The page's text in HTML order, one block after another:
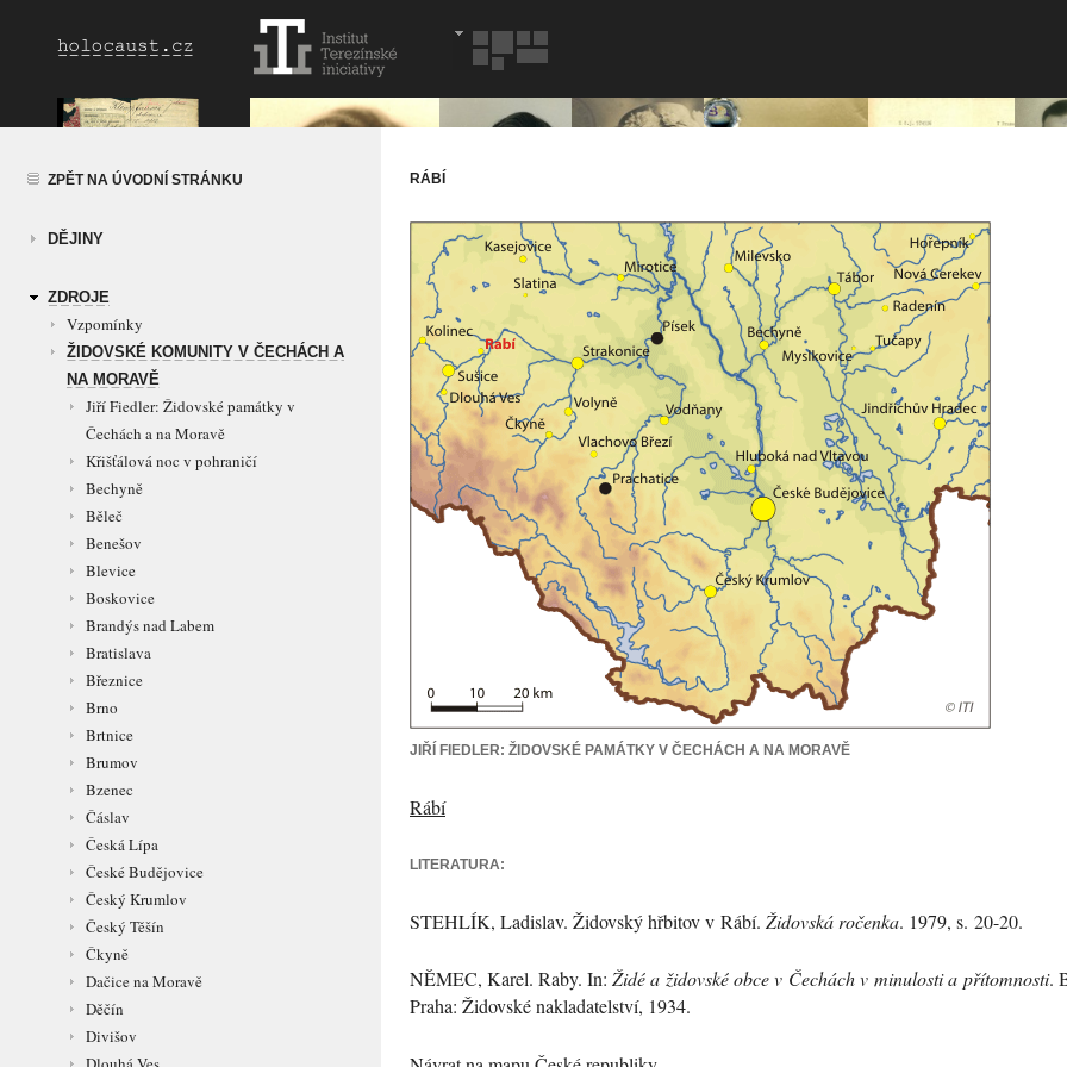
ZPĚT NA ÚVODNÍ STRÁNKU
DĚJINY
ZDROJE
Vzpomínky
ŽIDOVSKÉ KOMUNITY V ČECHÁCH A
NA MORAVĚ
Jiří Fiedler: Židovské památky v
Čechách a na Moravě
Křišťálová noc v pohraničí
Bechyně
Běleč
Benešov
Blevice
Boskovice
Brandýs nad Labem
Bratislava
Březnice
Brno
Brtnice
Brumov
Bzenec
Čáslav
Česká Lípa
České Budějovice
Český Krumlov
Český Těšín
Čkyně
Dačice na Moravě
Děčín
Divišov
RÁBÍ
JIŘÍ FIEDLER: ŽIDOVSKÉ PAMÁTKY V ČECHÁCH A NA MORAVĚ
Rábí
LITERATURA:
STEHLÍK, Ladislav. Židovský hřbitov v Rábí. Židovská ročenka. 1979, s. 20-20.
NĚMEC, Karel. Raby. In: Židé a židovské obce v Čechách v minulosti a přítomnosti.
Praha: Židovské nakladatelství, 1934.